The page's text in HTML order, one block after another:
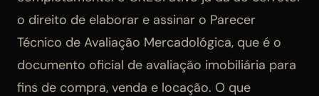
o direito de elaborar e assinar o Parecer
Técnico de Avaliação Mercadológica, que é o
documento oficial de avaliação imobiliária para
fins de compra, venda e locação. O que